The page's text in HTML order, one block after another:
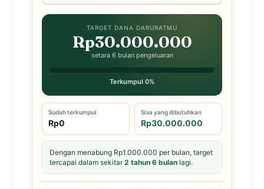
TARGET DANA DARURATMU
Rp30.000.000
setara 6 bulan pengeluaran
Terkumpul 0%
Sudah terkumpul
Rp0
Sisa yang dibutuhkan
Rp30.000.000
Dengan menabung Rp1.000.000 per bulan, target
tercapai dalam sekitar2 tahun 6 bulan lagi.